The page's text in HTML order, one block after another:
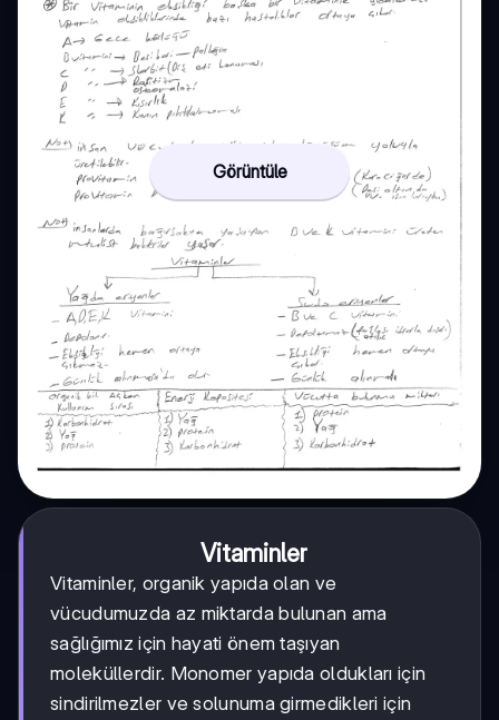
Görüntüle
Vitaminler
Vitaminler, organik yapıda olan ve
vücudumuzda az miktarda bulunan ama
sağlığımız için hayati önem taşıyan
moleküllerdir. Monomer yapıda oldukları için
sindirilmezler ve solunuma girmedikleri için